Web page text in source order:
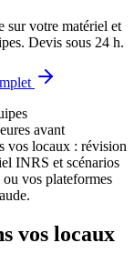
sur votre matériel et
Devis sous 24 h.
avant
vos locaux : révision
INRS et scénarios
vos plateformes
vos locaux